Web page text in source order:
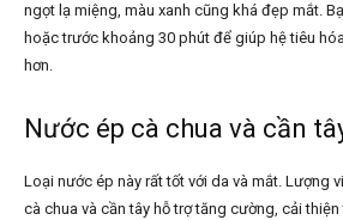
ngọt lạ miệng, màu xanh cũng khá đẹp mắt.
hoặc trước khoảng 30 phút để giúp hệ tiêu
hơn.
Nước ép cà chua và cần
Loại nước ép này rất tốt với da và mắt. Lượng
cà chua và cần tây hỗ trợ tăng cường, cải